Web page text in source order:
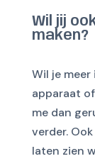
Wil jij
maken?
Wil je
apparaat
me dan
verder.
laten zien